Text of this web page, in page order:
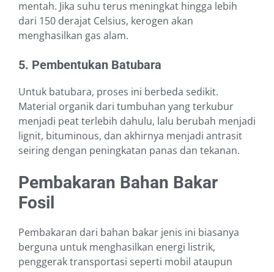
mentah. Jika suhu terus meningkat hingga lebih
dari 150 derajat Celsius, kerogen akan
menghasilkan gas alam.
5. Pembentukan Batubara
Untuk batubara, proses ini berbeda sedikit.
Material organik dari tumbuhan yang terkubur
menjadi peat terlebih dahulu, lalu berubah menjadi
lignit, bituminous, dan akhirnya menjadi antrasit
seiring dengan peningkatan panas dan tekanan.
Pembakaran Bahan Bakar
Fosil
Pembakaran dari bahan bakar jenis ini biasanya
berguna untuk menghasilkan energi listrik,
penggerak transportasi seperti mobil ataupun